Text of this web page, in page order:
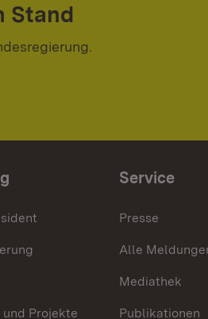
Stand
und Projekte
Service
Presse
Alle
Mediathek
Publikationen